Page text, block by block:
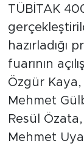
TÜBİTAK
hazırladığı
fuarının
Özgür Kaya,
Mehmet
Resül
Mehmet